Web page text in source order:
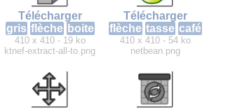
Télécharger
gris flèche boite
410 x 410 - 19 ko
ktnef-extract-all-to.png
Télécharger
flèche tasse café
410 x 410 - 54 ko
netbean.png